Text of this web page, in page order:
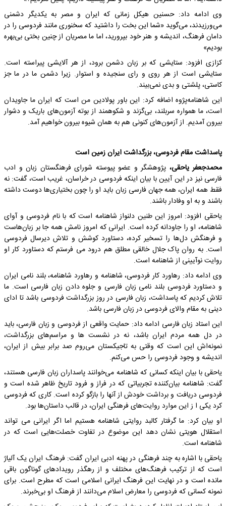
وی ادامه داد: حسنین هیکل زمانی که ایران و مصر به یکدیگر دشمنی
می‌ورزیدند، می‌گوید «شما این بخت را داشتید که سخنوری مانند فردوسی را در
دامان فرهنگ، اندیشه و هنر خود بپرورید، اما ما مصریان از چنین بختی بی‌بهره
بودیم»
کزازی افزود: ستایشی که بر زبان دشمن برود، از هر آلایشی پیراسته است.
ستایشی است از هر روی و رای سنجیده و استوار. زیرا دشمن ما در ما جز
کاستی، پلشتی و بدی نمی‌بیند.
این شاهنامه‌پژوه اضافه کرد: این باور پولادین من است که ایران ما جاویدان
است، ما همواره سربلند، بی‌گزند و شکوهمند از بوته آزمون‌های باریک و دشوار
بیرون آمدیم. از آزمون‌های کنونی هم به همان شیوه بیرون خواهیم آمد.
پاسداشت مقام فردوسی، بزرگداشت ایران زمین است
محمدجعفر یاحقی، پژوهشگر و عضو پیوسته شورای فرهنگستان زبان و ادب
فارسی نیز در این آیین با بیان اینکه فردوسی در خراسان، غریب است، گفت: نه
فقط همه ایران، همه جهان فارسی زبان باید او را چون بختیاری‌ها دوست داشته
باشند و به او وفادار باشند.
یاحقی افزود: امروز این طنین دلنواز شاهنامه است که با نام فردوسی و آوای
شاهنامه، او را جاودانه کرده است. ایرانی که امروز نامش همه‌ جا بر زبان‌هاست
و فرهنگش دل‌ها را تسخیر کرده، دستاورد کوشش و تلاش دیرسال فردوسی
است. به روان پاک جلال خالقی مطلق هم درود می فرستم که دستاورد کار او
روایت نوآیینی از شاهنامه است.
وی ادامه داد: رهاورد کار فردوسی، شاهنامه و رهاورد شاهنامه، بلند نامی ایران
و دستاورد فردوسی بلند نامی زبان فارسی و جلوه دادن زبان فارسی است. ما
تلاش کردیم که پاسداشت، زبان فارسی در روز بزرگداشت فردوسی باشد تا ادای
دینی به مقام والای فردوسی در زبان فارسی باشد.
این استاد زبان فارسی ادامه داد: حمایت واقعی از فردوسی و زبان فارسی، باید
در دل همه مردم ایران باشد، نه در نشست ها و مراسم‌های بزرگداشت،
نمونه‌اش این است که وقتی به تاجیکستان می‌روم صد برابر بیش از ایران،
اندیشه و وجود فردوسی را حس می‌کنم.
یاحقی با بیان اینکه کسانی که شاهنامه می‌خوانند پاسداران زبان فارسی هستند،
گفت: شاهنامه بیان‌کننده تجربیاتی که در فراز و فرود تاریخ ظاهر شده است و
فردوسی دریافت و برداشت خودش از آنها را بازگو کرده است. کاری که فردوسی
کرد یکی ا ز این موارد روایت‌های فرهنگی ایران، در قالب داستان‌ها بود.
او بیان کرد: ما گرفتار کالبد روایتی شاهنامه هستیم اما اگر ایرانی می تواند
استقلال هویتی نشان دهد این موضوع در تفاوت خصلت‌هایی است که در
شاهنامه است.
یاحقی با اشاره به چند فرهنگی در پهنه ادبی ایران گفت: فرهنگ ایران یک آلیاژ
است که از ترکیب فرهنگ‌های مختلف و از رهگذر رویدادهای گوناگون باقی
مانده است و در نهایت این فرهنگ ایرانی اسلامی است که مطرح است. برای
نمونه کسانی که فردوسی را معارض اسلام می‌دانند از فرهنگ او بی‌خبرند.